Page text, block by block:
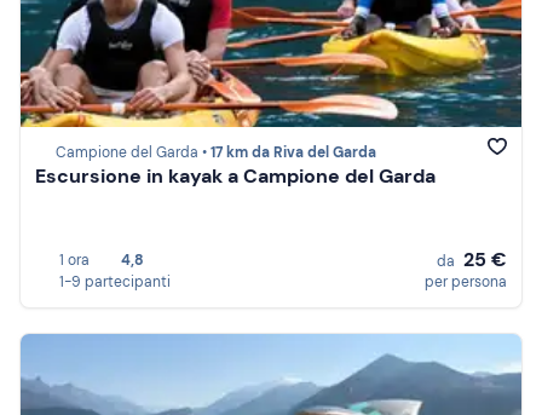
Campione del Garda •17 km da Riva del Garda
Escursione in kayak a Campione del Garda
1 ora
4,8
1-9 partecipanti
da 25 €
per persona